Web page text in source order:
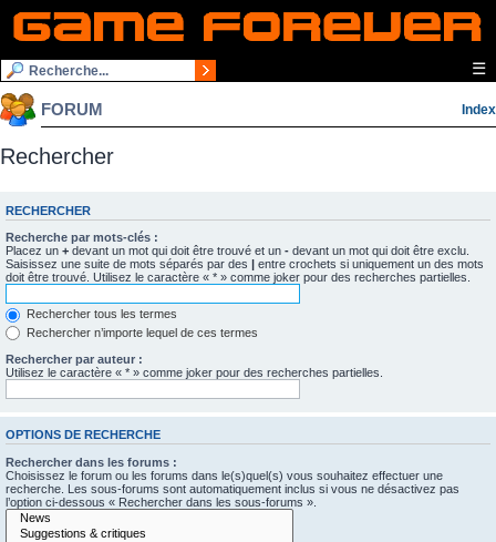
☰
FORUM Index
Rechercher
RECHERCHER
Recherche par mots-clés :
Placez un + devant un mot qui doit être trouvé et un - devant un mot qui doit être exclu.
Saisissez une suite de mots séparés par des | entre crochets si uniquement un des mots
doit être trouvé. Utilisez le caractère « * » comme joker pour des recherches partielles.
Rechercher tous les termes
Rechercher n’importe lequel de ces termes
Rechercher par auteur :
Utilisez le caractère « * » comme joker pour des recherches partielles.
OPTIONS DE RECHERCHE
Rechercher dans les forums :
Choisissez le forum ou les forums dans le(s)quel(s) vous souhaitez effectuer une
recherche. Les sous-forums sont automatiquement inclus si vous ne désactivez pas
l’option ci-dessous « Rechercher dans les sous-forums ».